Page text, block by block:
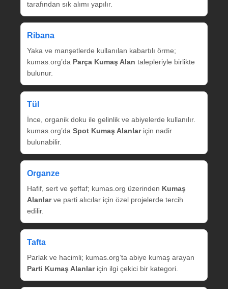
tarafından sık alımı yapılır.
Ribana
Yaka ve manşetlerde kullanılan kabartılı örme;
kumas.org’da Parça Kumaş Alan talepleriyle birlikte
bulunur.
Tül
İnce, organik doku ile gelinlik ve abiyelerde kullanılır.
kumas.org’da Spot Kumaş Alanlariçin nadir
bulunabilir.
Organze
Hafif, sert ve şeffaf; kumas.org üzerinden Kumaş
Alanlarve parti alıcılar için özel projelerde tercih
edilir.
Tafta
Parlak ve hacimli; kumas.org’ta abiye kumaş arayan
Parti Kumaş Alanlariçin ilgi çekici bir kategori.